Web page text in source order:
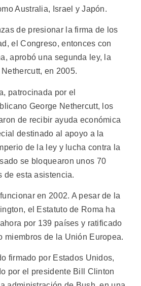
Australia, Israel y Japón.
de presionar la firma de los
el Congreso, entonces con
aprobó una segunda ley, la
en 2005.
patrocinada por el
George Nethercutt, los
de recibir ayuda económica
destinado al apoyo a la
de la ley y lucha contra la
se bloquearon unos 70
de esta asistencia.
en 2002. A pesar de la
el Estatuto de Roma ha
por 139 países y ratificado
miembros de la Unión Europea.
firmado por Estados Unidos,
por el presidente Bill Clinton